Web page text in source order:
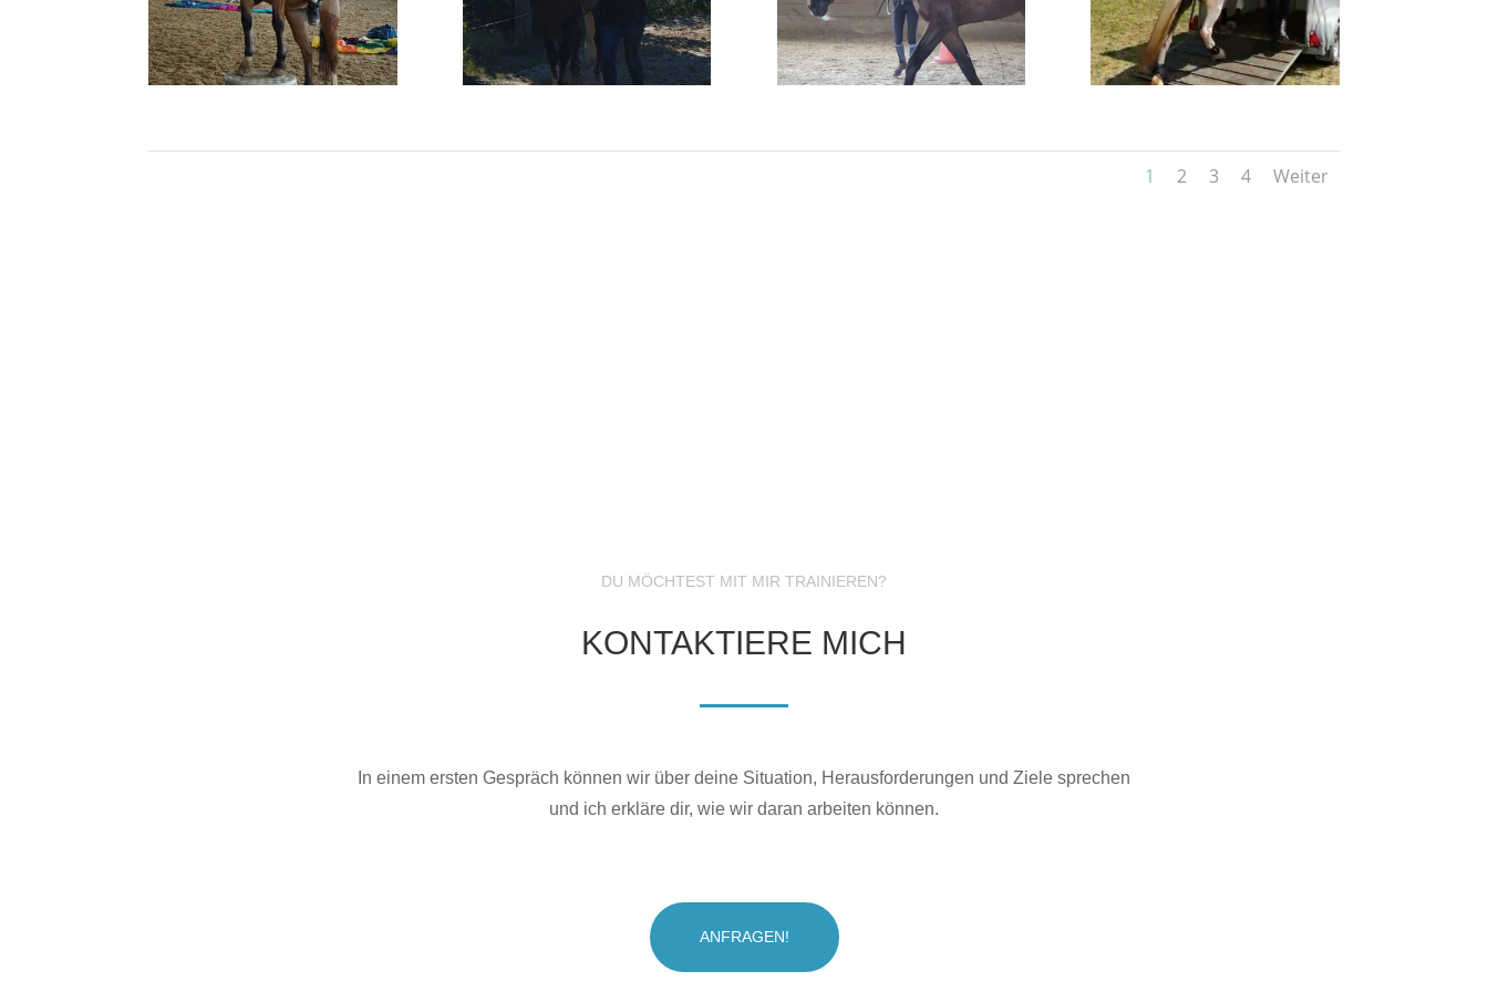
1 2 3 4 Weiter
DU MÖCHTEST MIT MIR TRAINIEREN?
KONTAKTIERE MICH
In einem ersten Gespräch können wir über deine Situation, Herausforderungen und Ziele sprechen
und ich erkläre dir, wie wir daran arbeiten können.
ANFRAGEN!